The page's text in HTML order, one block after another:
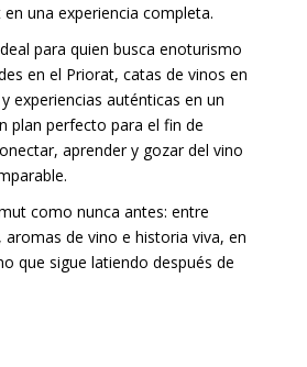
una experiencia completa.
para quien busca enoturismo
en el Priorat, catas de vinos en
experiencias auténticas en un
plan perfecto para el fin de
aprender y gozar del vino
como nunca antes: entre
de vino e historia viva, en
que sigue latiendo después de